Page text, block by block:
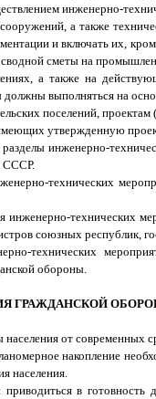
инженерно-
а также
и включать их,
сметы на
а также на
выполняться на
поселений,
утвержденную
инженерно-
СССР.
технических
инженерно-технических
союзных республик,
технических
обороны.
ГРАЖДАНСКОЙ
от современных
накопление
населения.
в